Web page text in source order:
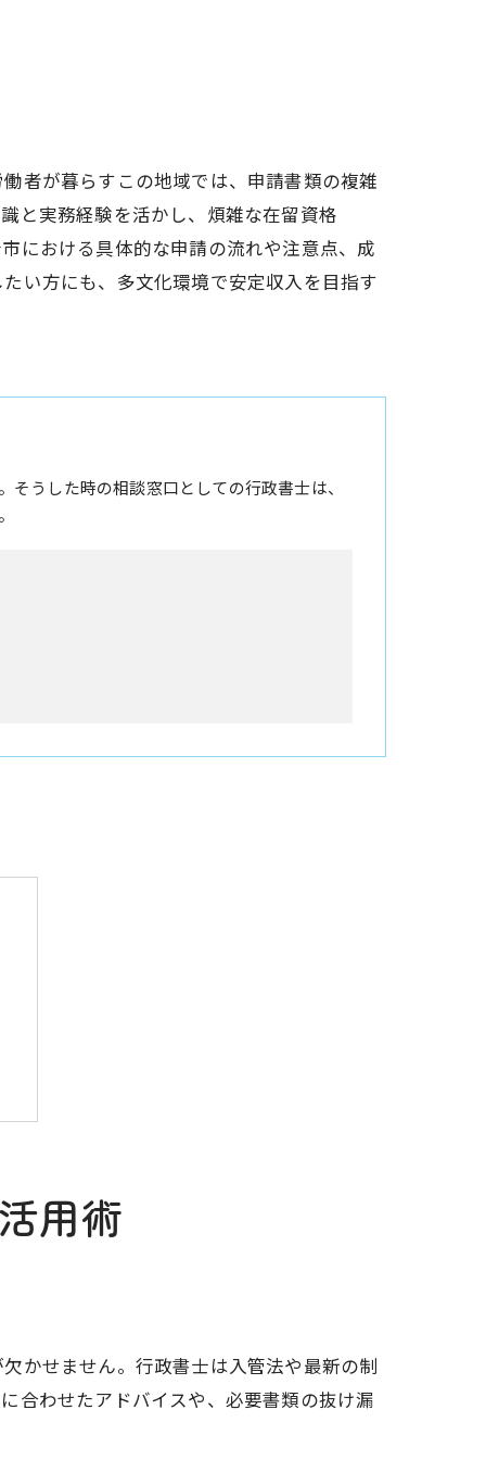
者が暮らすこの地域では、申請書類の複雑
と実務経験を活かし、煩雑な在留資格
における具体的な申請の流れや注意点、成
い方にも、多文化環境で安定収入を目指す
うした時の相談窓口としての行政書士は、
用術
かせません。行政書士は入管法や最新の制
合わせたアドバイスや、必要書類の抜け漏